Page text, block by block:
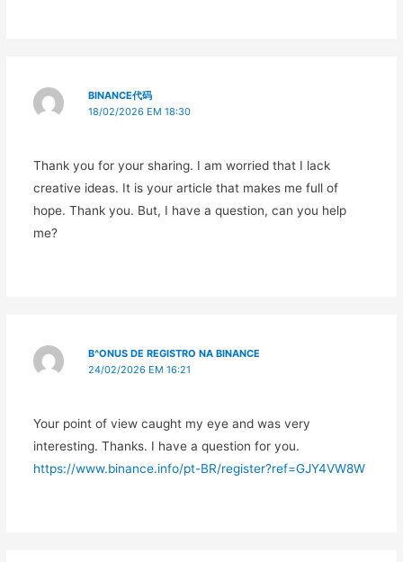
BINANCE代码
18/02/2026 EM 18:30
Thank you for your sharing. I am worried that I lack
creative ideas. It is your article that makes me full of
hope. Thank you. But, I have a question, can you help
me?
B^ONUS DE REGISTRO NA BINANCE
24/02/2026 EM 16:21
Your point of view caught my eye and was very
interesting. Thanks. I have a question for you.
https://www.binance.info/pt-BR/register?ref=GJY4VW8W